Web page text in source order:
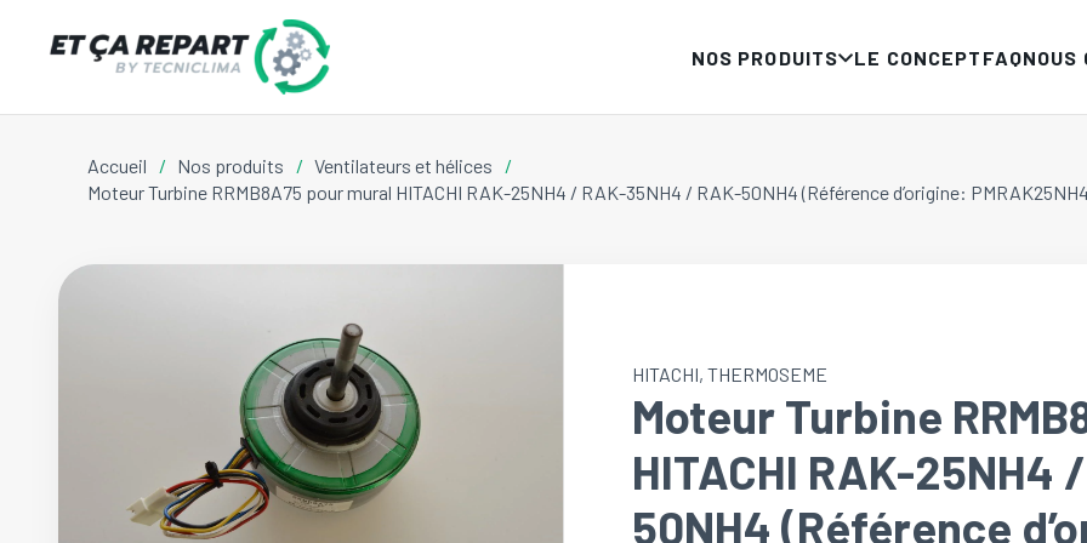
NOS PRODUITS LE CONCEPT FAQNOUS
Accueil / Nos produits / Ventilateurs et hélices
/
Moteur Turbine RRMB8A75 pour mural HITACHI RAK-25NH4 / RAK-35NH4 / RAK-50NH4 (Référence d’origine:
HITACHI, THERMOSEME
Moteur Turbine
HITACHI RAK-25NH4
50NH4 (Référence